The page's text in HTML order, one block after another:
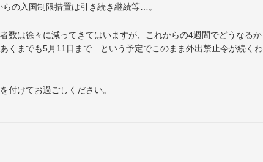
の入国制限措置は引き続き継続等…。
数は徐々に減ってきてはいますが、これからの4週間でどうなるか
くまでも5月11日まで…という予定でこのまま外出禁止令が続くわ
付けてお過ごしください。